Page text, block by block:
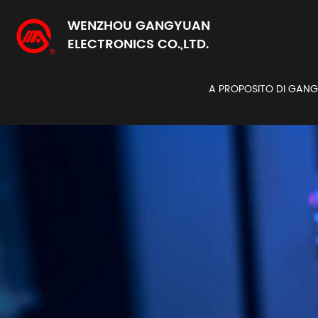
WENZHOU GANGYUAN
ELECTRONICS CO.,LTD.
A PROPOSITO DI